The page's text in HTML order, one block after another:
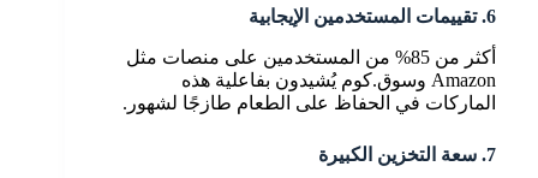
6. تقييمات المستخدمين الإيجابية
أكثر من 85% من المستخدمين على منصات مثل
Amazon وسوق.كوم يُشيدون بفاعلية هذه
الماركات في الحفاظ على الطعام طازجًا لشهور.
7. سعة التخزين الكبيرة